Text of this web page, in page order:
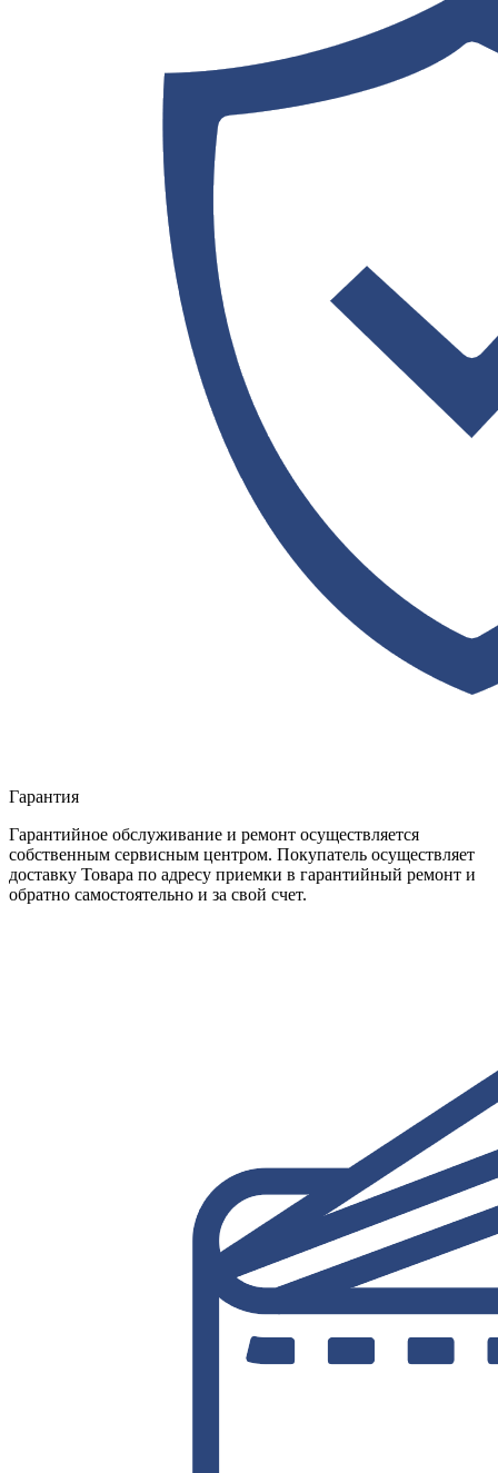
Гарантия
Гарантийное обслуживание и ремонт осуществляется
собственным сервисным центром. Покупатель осуществляет
доставку Товара по адресу приемки в гарантийный ремонт и
обратно самостоятельно и за свой счет.